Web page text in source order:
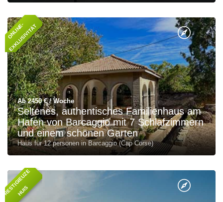
O
N
L
I
N
E
-
E
X
K
L
U
S
I
V
I
T
Ä
T
Ab 2450 € / Woche
Seltenes, authentisches Familienhaus am
Hafen von Barcaggio mit 7 Schlafzimmern
und einem schönen Garten
Haus für 12 personen in Barcaggio (Cap Corse)
P
R
E
S
T
I
G
I
E
U
Z
E
H
U
I
S